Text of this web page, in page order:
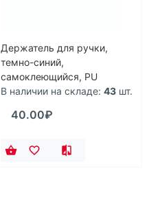
Держатель для ручки,
темно-синий,
самоклеющийся, PU
В наличии на складе: 43 шт.
40.00₽